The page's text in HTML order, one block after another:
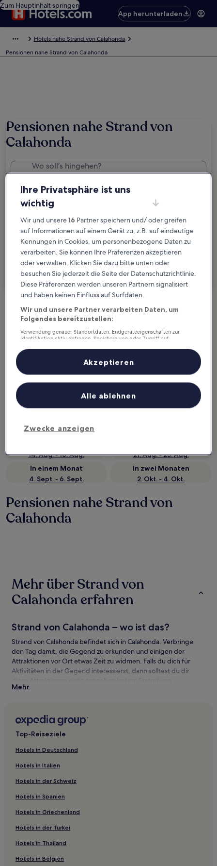
Zum Hauptinhalt springen
App herunterladen
Hotels nahe Strand von Calahonda
Pensionen nahe Strand von Calahonda
Pensionen nahe Strand von
Calahonda
Wo soll’s hingehen?
Strand von Calahonda, Motril, Andalusien, Spanien
Daten
Sa., 22. Aug. - So., 23. Aug.
Gäste
2 Reisende, 1 Zimmer
Ich reise geschäftlich
Suchen
Kostenlose Stornierung bei
Planänderungen
Verdiene Prämien für jede
wahrgenommene Übernachtung
Mehr sparen mit Preisen für Mitglieder
Überprüfe die Preise für diese Daten
14. Aug. - 16. Aug.
21. Aug. - 23. Aug.
In einem Monat
4. Sept. - 6. Sept.
In zwei Monaten
2. Okt. - 4. Okt.
Pensionen nahe Strand von
Calahonda
Mehr über Strand von
Calahonda erfahren
Strand von Calahonda – wo ist das?
Strand von Calahonda befindet sich in Calahonda. Verbringe
den Tag damit, die Gegend zu erkunden und einigen der
Attraktionen vor Ort etwas Zeit zu widmen. Falls du dich für
Aktivitäten in der Gegend interessierst, dann solltest du dir
Torrenueva und Platja de Ponent.
Strand von Calahonda
Sehenswürdigkeiten nahe Strand von Calahonda
Strand von Torrenueva
Platja de Ponent
Parque de los Pueblos de América
Ron Montero Winery (Weingut)
Mehr
Top-Reiseziele
Hotels in Deutschland
Hotels in Italien
Hotels in der Schweiz
Hotels in Spanien
Hotels in Griechenland
Hotels in der Türkei
Hotels in Thailand
Hotels in Belgien
Ihre Privatsphäre ist uns
wichtig
Wir und unsere16 Partner speichern und/ oder greifen
auf Informationen auf einem Gerät zu, z.B. auf eindeutige
Kennungen in Cookies, um personenbezogene Daten zu
verarbeiten. Sie können Ihre Präferenzen akzeptieren
oder verwalten. Klicken Sie dazu bitte unten oder
besuchen Sie jederzeit die Seite der Datenschutzrichtlinie.
Diese Präferenzen werden unseren Partnern signalisiert
und haben keinen Einfluss auf Surfdaten.
Wir und unsere Partner verarbeiten Daten, um
Folgendes bereitzustellen:
Verwendung genauer Standortdaten. Endgeräteeigenschaften zur
Identifikation aktiv abfragen. Speichern von oder Zugriff auf
Inhalte, Messung von Werbeleistung und der Performance von Inhalten,
Zielgruppenforschung sowie Entwicklung und Verbesserung von
Liste der Partner (Lieferanten)
Zwecke anzeigen
Alle ablehnen
Akzeptieren